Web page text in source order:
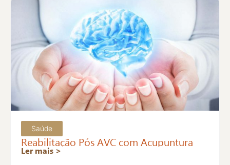
Saúde
Reabilitação Pós AVC com Acupuntura
Ler mais >